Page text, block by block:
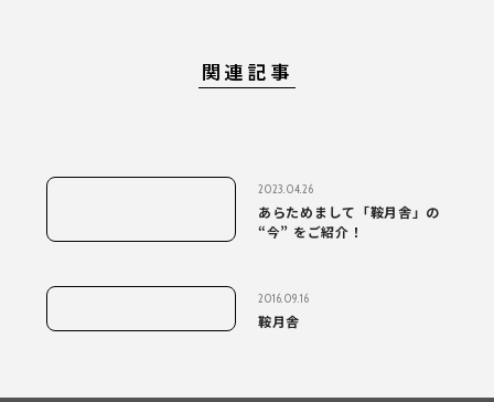
関連記事
2023.04.26
あらためまして「鞍月舎」の
“今” をご紹介！
2016.09.16
鞍月舎